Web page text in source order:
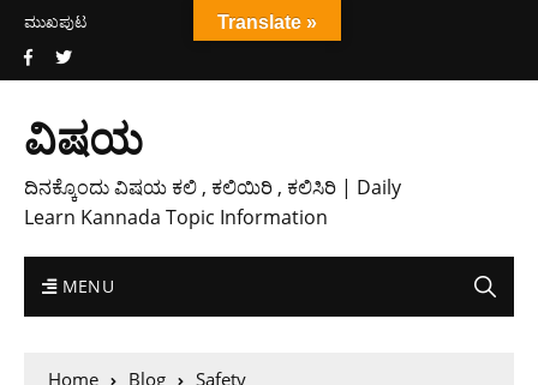
ಮುಖಪುಟ
ವಿಷಯ
ದಿನಕ್ಕೊಂದು ವಿಷಯ ಕಲಿ , ಕಲಿಯಿರಿ , ಕಲಿಸಿರಿ | Daily
Learn Kannada Topic Information
MENU
Home Blog Safety
Translate »